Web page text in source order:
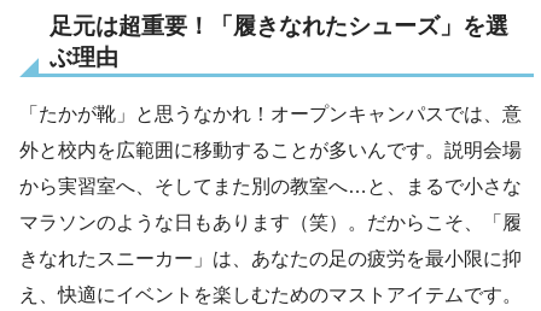
足元は超重要！「履きなれたシューズ」を選
ぶ理由
「たかが靴」と思うなかれ！オープンキャンパスでは、意
外と校内を広範囲に移動することが多いんです。説明会場
から実習室へ、そしてまた別の教室へ…と、まるで小さな
マラソンのような日もあります（笑）。だからこそ、「履
きなれたスニーカー」は、あなたの足の疲労を最小限に抑
え、快適にイベントを楽しむためのマストアイテムです。